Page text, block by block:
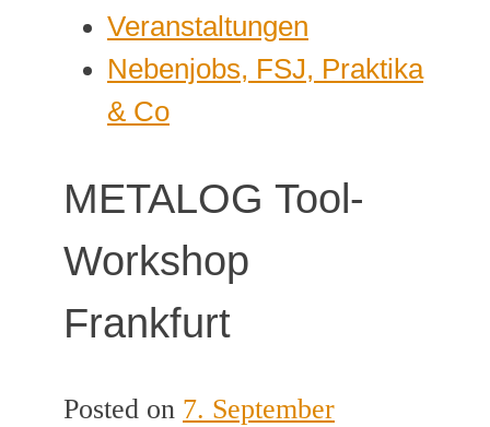
Veranstaltungen
Nebenjobs, FSJ, Praktika
& Co
METALOG Tool-
Workshop
Frankfurt
Posted on 7. September